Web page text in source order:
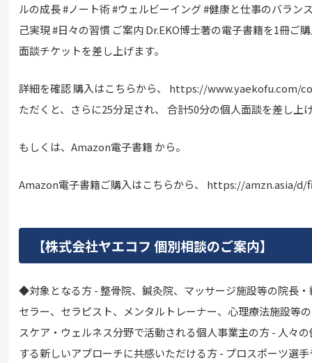
ルの成長 #ノート術 #ウェルビーイング #健康と仕事のバラン
己実現 #日々の習慣 ご案内 Dr.EKO博士著の電子書籍を1冊ご
面談チケットを差し上げます。
詳細を確認 購入はこちらから、 https://www.yaekofu.com/
ただくと、さらに25分足され、 合計50分の個人面談を差し上
もしくは、Amazon電子書籍 から。
Amazon電子書籍ご購入はこちらから、 https://amzn.asia/d/
【株式会社ヤエコフ 個別相談のご案内】
◆対象となる方 - 整骨院、鍼灸院、マッサージ施設等の院長
セラー、セラピスト、メンタルトレーナー、心理療法施設等
スケア・ウェルネス分野で活動される個人事業主の方 - 人々
する新しいアプローチに共感いただける方 - プロスポーツ選